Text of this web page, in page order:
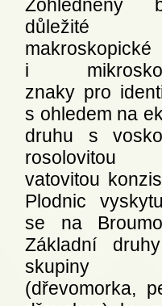
Zohledněny
důležité
makroskopické
i
znaky pro
s ohledem na
druhu s
vatovitou
Plodnic
se na
Základní
skupiny
(dřevomorka,